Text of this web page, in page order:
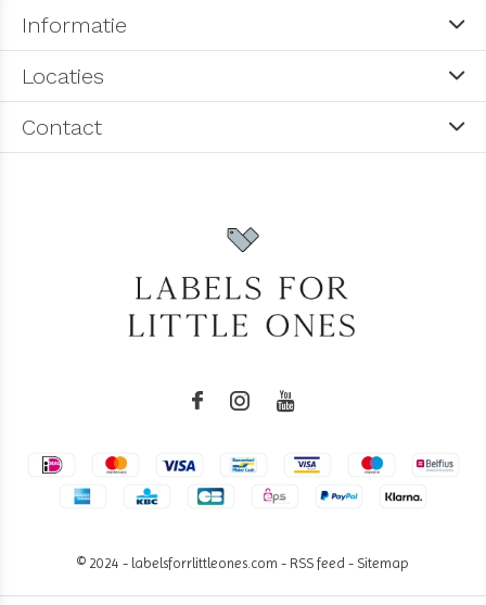
Informatie
Locaties
Contact
© 2024 - labelsforrlittleones.com - RSS feed - Sitemap